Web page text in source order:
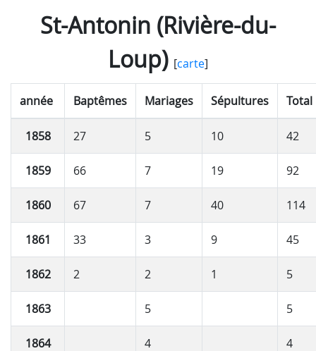
St-Antonin (Rivière-du-
Loup)[carte]
année Baptêmes Mariages Sépultures Total
1858 27 5 10 42
1859 66 7 19 92
1860 67 7 40 114
1861 33 3 9 45
1862 2 2 1 5
1863 5 5
1864 4 4